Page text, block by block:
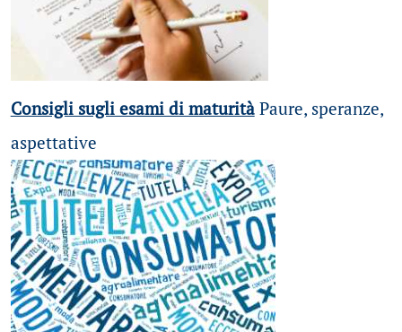
Consigli sugli esami di maturità Paure, speranze,
aspettative